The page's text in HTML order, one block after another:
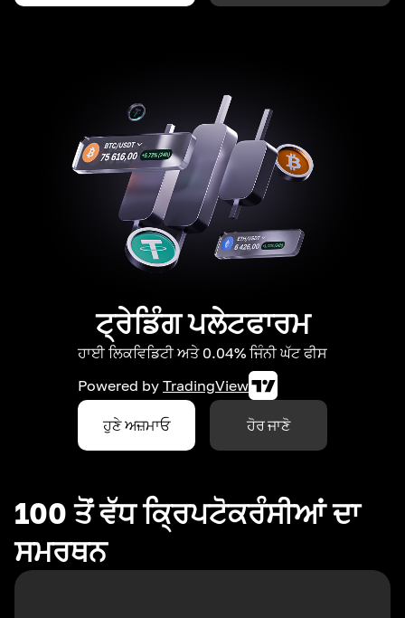
ਟ੍ਰੇਡਿੰਗ ਪਲੇਟਫਾਰਮ
ਹਾਈ ਲਿਕਵਿਡਿਟੀ ਅਤੇ 0.04% ਜਿੰਨੀ ਘੱਟ ਫੀਸ
Powered by TradingView
ਹੁਣੇ ਅਜ਼ਮਾਓ ਹੋਰ ਜਾਣੋ
100 ਤੋਂ ਵੱਧ ਕ੍ਰਿਪਟੋਕਰੰਸੀਆਂ ਦਾ
ਸਮਰਥਨ